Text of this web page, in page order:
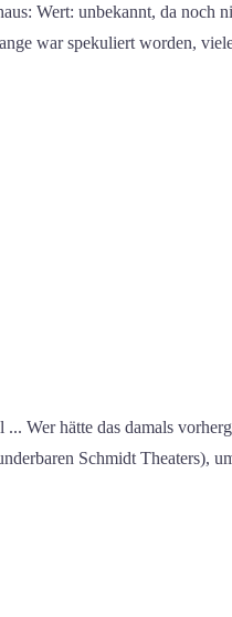
Wert: unbekannt, da
war spekuliert worden,
Wer hätte das damals
Schmidt Theaters),